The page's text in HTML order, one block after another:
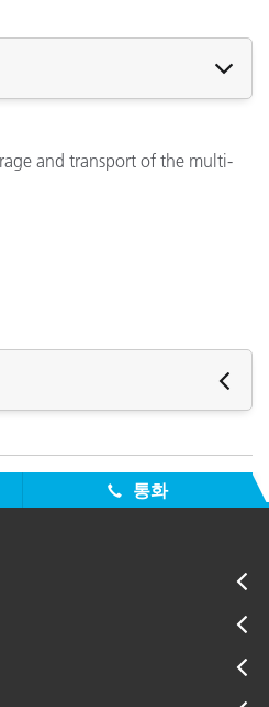
and transport of the multi-
with the
31406-KIT)
통화